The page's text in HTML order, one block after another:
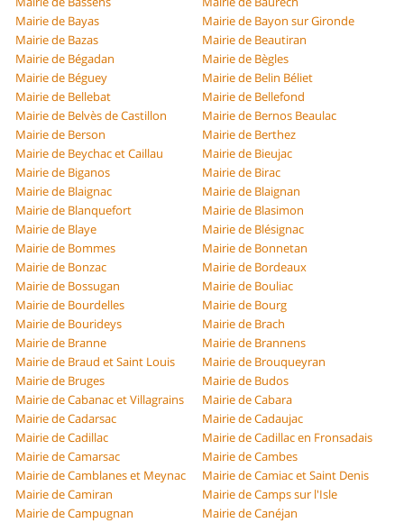
Mairie de Bayas
Mairie de Bayon sur Gironde
Mairie de Bazas
Mairie de Beautiran
Mairie de Bégadan
Mairie de Bègles
Mairie de Béguey
Mairie de Belin Béliet
Mairie de Bellebat
Mairie de Bellefond
Mairie de Belvès de Castillon
Mairie de Bernos Beaulac
Mairie de Berson
Mairie de Berthez
Mairie de Beychac et Caillau
Mairie de Bieujac
Mairie de Biganos
Mairie de Birac
Mairie de Blaignac
Mairie de Blaignan
Mairie de Blanquefort
Mairie de Blasimon
Mairie de Blaye
Mairie de Blésignac
Mairie de Bommes
Mairie de Bonnetan
Mairie de Bonzac
Mairie de Bordeaux
Mairie de Bossugan
Mairie de Bouliac
Mairie de Bourdelles
Mairie de Bourg
Mairie de Bourideys
Mairie de Brach
Mairie de Branne
Mairie de Brannens
Mairie de Braud et Saint Louis
Mairie de Brouqueyran
Mairie de Bruges
Mairie de Budos
Mairie de Cabanac et Villagrains
Mairie de Cabara
Mairie de Cadarsac
Mairie de Cadaujac
Mairie de Cadillac
Mairie de Cadillac en Fronsadais
Mairie de Camarsac
Mairie de Cambes
Mairie de Camblanes et Meynac
Mairie de Camiac et Saint Denis
Mairie de Camiran
Mairie de Camps sur l'Isle
Mairie de Campugnan
Mairie de Canéjan